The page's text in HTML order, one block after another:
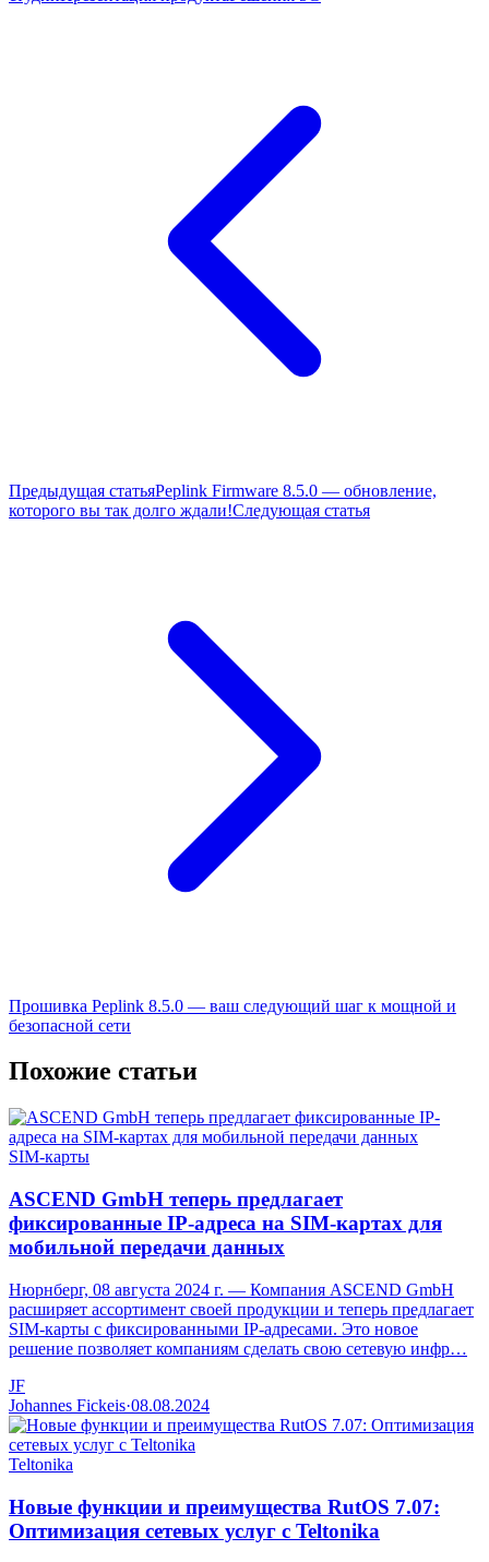
Предыдущая статьяPeplink Firmware 8.5.0 — обновление,
которого вы так долго ждали!Следующая статья
Прошивка Peplink 8.5.0 — ваш следующий шаг к мощной и
безопасной сети
Похожие статьи
SIM-карты
ASCEND GmbH теперь предлагает
фиксированные IP-адреса на SIM-картах для
мобильной передачи данных
Нюрнберг, 08 августа 2024 г. — Компания ASCEND GmbH
расширяет ассортимент своей продукции и теперь предлагает
SIM-карты с фиксированными IP-адресами. Это новое
решение позволяет компаниям сделать свою сетевую инфр…
JF
Johannes Fickeis·08.08.2024
Teltonika
Новые функции и преимущества RutOS 7.07:
Оптимизация сетевых услуг с Teltonika